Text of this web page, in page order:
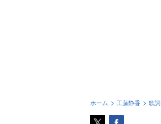
ホーム 工藤静香 歌詞